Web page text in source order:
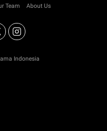
Team About Us
Indonesia